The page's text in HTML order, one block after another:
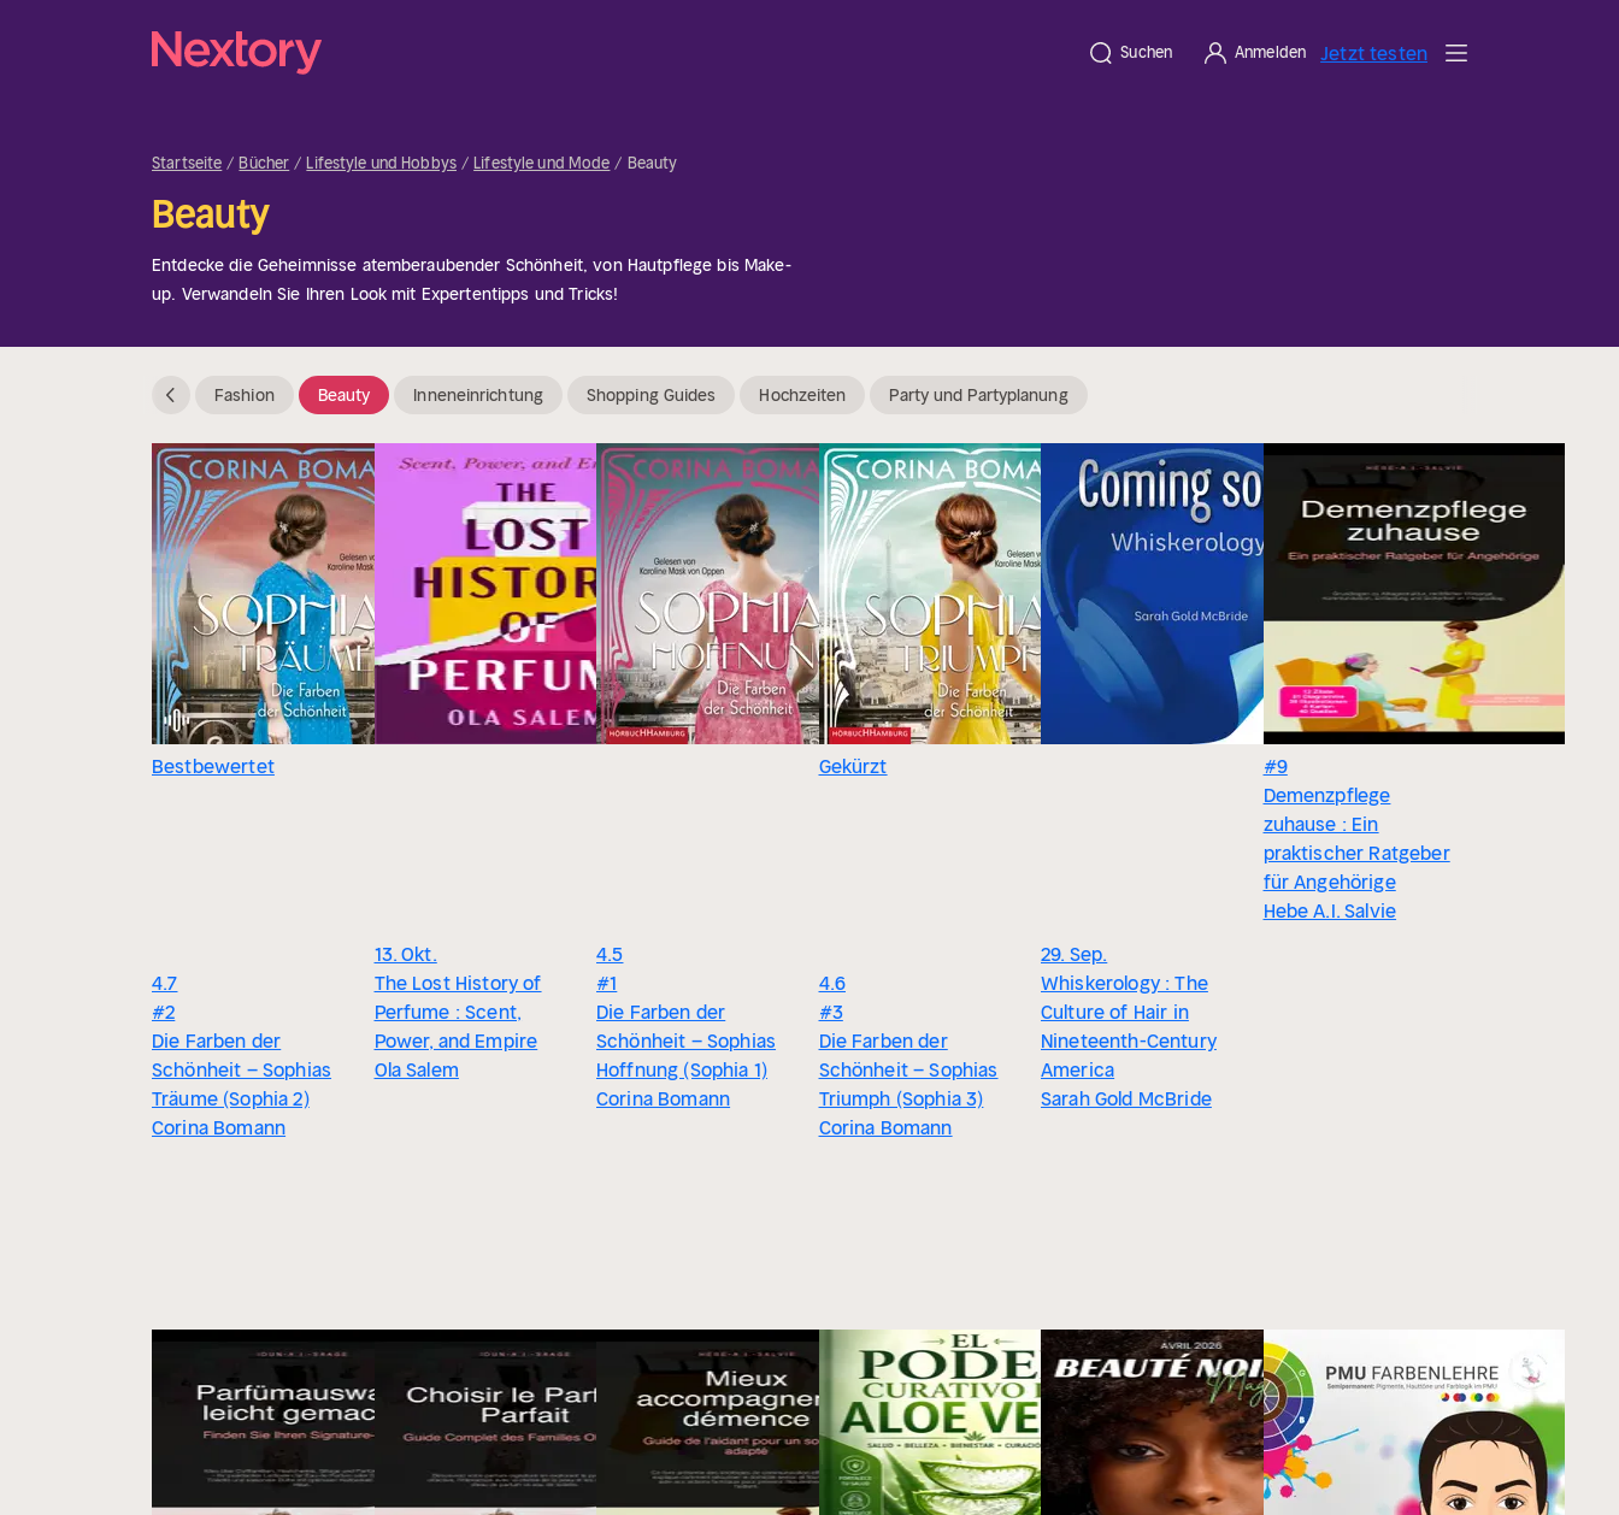
Suchen Anmelden Jetzt testen
Startseite Bücher Lifestyle und Hobbys Lifestyle und Mode Beauty
Beauty
Entdecke die Geheimnisse atemberaubender Schönheit, von Hautpflege bis Make-
up. Verwandeln Sie Ihren Look mit Expertentipps und Tricks!
Fashion Beauty Inneneinrichtung Shopping Guides Hochzeiten Party und Partyplanung
Bestbewertet
4.7
#2
Die Farben der
Schönheit – Sophias
Träume (Sophia 2)
Corina Bomann
13. Okt.
The Lost History of
Perfume : Scent,
Power, and Empire
Ola Salem
4.5
#1
Die Farben der
Schönheit – Sophias
Hoffnung (Sophia 1)
Corina Bomann
Gekürzt
4.6
#3
Die Farben der
Schönheit – Sophias
Triumph (Sophia 3)
Corina Bomann
29. Sep.
Whiskerology : The
Culture of Hair in
Nineteenth-Century
America
Sarah Gold McBride
#9
Demenzpflege
zuhause : Ein
praktischer Ratgeber
für Angehörige
Hebe A.I. Salvie